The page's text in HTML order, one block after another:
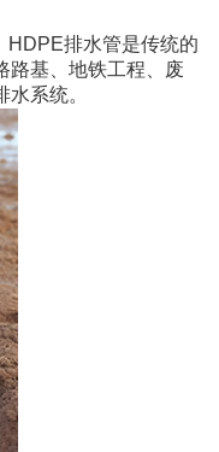
HDPE排水管是传统的
路基、地铁工程、废
系统。